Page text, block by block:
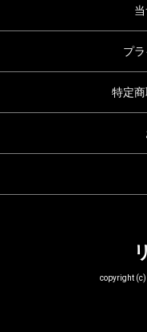
プ
特定
copyright (c)